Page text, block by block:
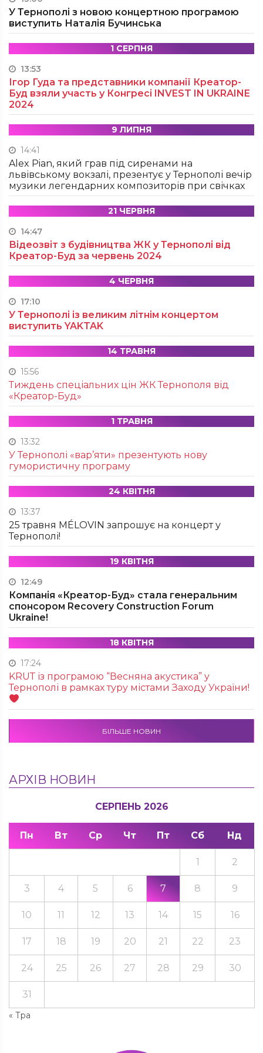
У Тернополі з новою концертною програмою
виступить Наталія Бучинська
1 СЕРПНЯ
13:53
Ігор Гуда та представники компанії Креатор-
Буд взяли участь у Конгресі INVEST IN UKRAINE
2024
9 ЛИПНЯ
14:41
Alex Pian, який грав під сиренами на
львівському вокзалі, презентує у Тернополі вечір
музики легендарних композиторів при свічках
21 ЧЕРВНЯ
14:47
Відеозвіт з будівництва ЖК у Тернополі від
Креатор-Буд за червень 2024
4 ЧЕРВНЯ
17:10
У Тернополі із великим літнім концертом
виступить YAKTAK
14 ТРАВНЯ
15:56
Тиждень спеціальних цін ЖК Тернополя від
«Креатор-Буд»
1 ТРАВНЯ
13:32
У Тернополі «вар’яти» презентують нову
гумористичну програму
24 КВІТНЯ
13:37
25 травня MÉLOVIN запрошує на концерт у
Тернополі!
19 КВІТНЯ
12:49
Компанія «Креатор-Буд» стала генеральним
спонсором Recovery Construction Forum
Ukraine!
18 КВІТНЯ
17:24
KRUТ із програмою “Весняна акустика” у
Тернополі в рамках туру містами Заходу України!
БІЛЬШЕ НОВИН
АРХІВ НОВИН
СЕРПЕНЬ 2026
Пн Вт Ср Чт Пт Сб Нд
« Тра
1 2
3 4 5 6 7 8 9
10 11 12 13 14 15 16
17 18 19 20 21 22 23
24 25 26 27 28 29 30
31